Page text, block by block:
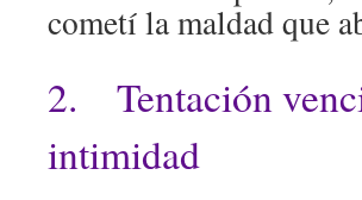
cometí la maldad que
2. Tentación
intimidad